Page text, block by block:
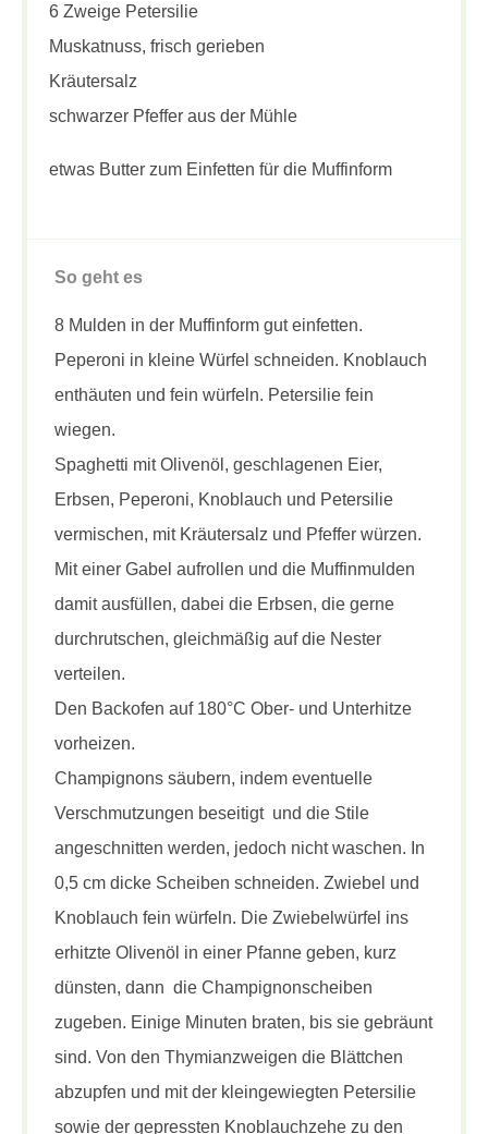
6 Zweige Petersilie
Muskatnuss, frisch gerieben
Kräutersalz
schwarzer Pfeffer aus der Mühle
etwas Butter zum Einfetten für die Muffinform
So geht es
8 Mulden in der Muffinform gut einfetten.
Peperoni in kleine Würfel schneiden. Knoblauch
enthäuten und fein würfeln. Petersilie fein
wiegen.
Spaghetti mit Olivenöl, geschlagenen Eier,
Erbsen, Peperoni, Knoblauch und Petersilie
vermischen, mit Kräutersalz und Pfeffer würzen.
Mit einer Gabel aufrollen und die Muffinmulden
damit ausfüllen, dabei die Erbsen, die gerne
durchrutschen, gleichmäßig auf die Nester
verteilen.
Den Backofen auf 180°C Ober- und Unterhitze
vorheizen.
Champignons säubern, indem eventuelle
Verschmutzungen beseitigt und die Stile
angeschnitten werden, jedoch nicht waschen. In
0,5 cm dicke Scheiben schneiden. Zwiebel und
Knoblauch fein würfeln. Die Zwiebelwürfel ins
erhitzte Olivenöl in einer Pfanne geben, kurz
dünsten, dann die Champignonscheiben
zugeben. Einige Minuten braten, bis sie gebräunt
sind. Von den Thymianzweigen die Blättchen
abzupfen und mit der kleingewiegten Petersilie
sowie der gepressten Knoblauchzehe zu den